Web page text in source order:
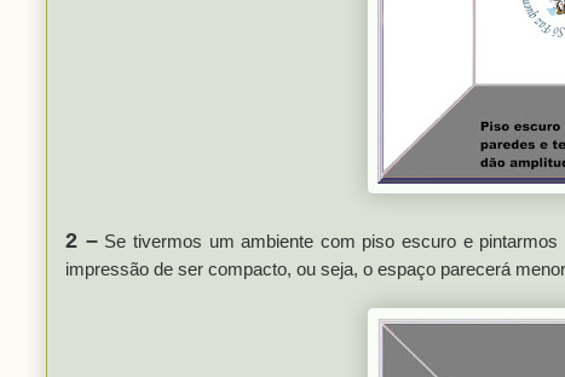
2 –Se tivermos um ambiente com piso escuro e
impressão de ser compacto, ou seja, o espaço parecerá